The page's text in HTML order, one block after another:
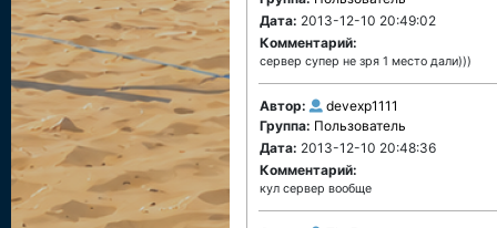
Дата: 2013-12-10 20:49:02
Комментарий:
сервер супер не зря 1 место дали)))
Автор:
devexp1111
Группа: Пользователь
Дата: 2013-12-10 20:48:36
Комментарий:
кул сервер вообще